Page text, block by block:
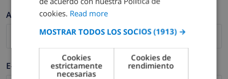
Apellidos *
E-mail *
GERMAN
CATALAN
ITALIAN
cookies. Read more
MOSTRAR TODOS LOS SOCIOS (1913) →
Cookies
estrictamente
necesarias
Cookies de
rendimiento